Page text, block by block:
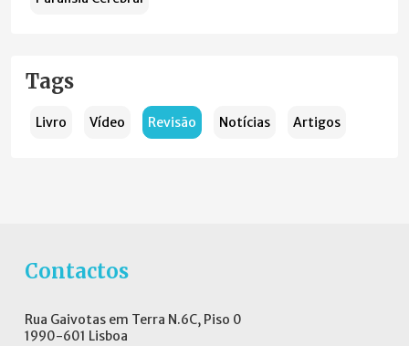
Tags
Livro Vídeo Revisão Notícias Artigos
Contactos
Rua Gaivotas em Terra N.6C, Piso 0
1990-601 Lisboa